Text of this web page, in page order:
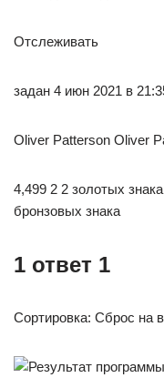
Отслеживать
задан 4 июн 2021 в
Oliver Patterson Oliver
4,499 2 2 золотых
бронзовых знака
1 ответ 1
Сортировка: Сброс на